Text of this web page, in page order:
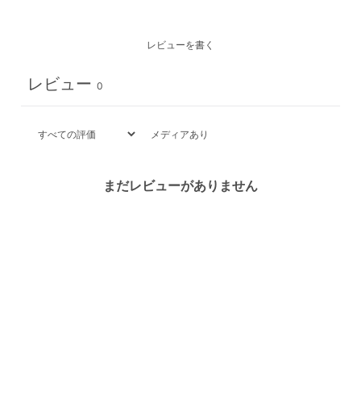
レビューを書く
レビュー 0
メディアあり
まだレビューがありません